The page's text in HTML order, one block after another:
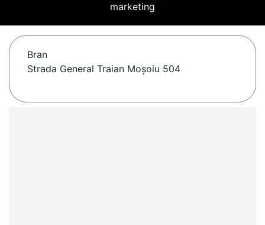
marketing
Bran
Strada General Traian Moșoiu 504